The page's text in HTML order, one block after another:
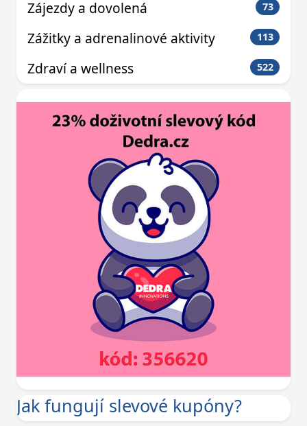
Zájezdy a dovolená 73
Zážitky a adrenalinové aktivity 113
Zdraví a wellness 522
Jak fungují slevové kupóny?